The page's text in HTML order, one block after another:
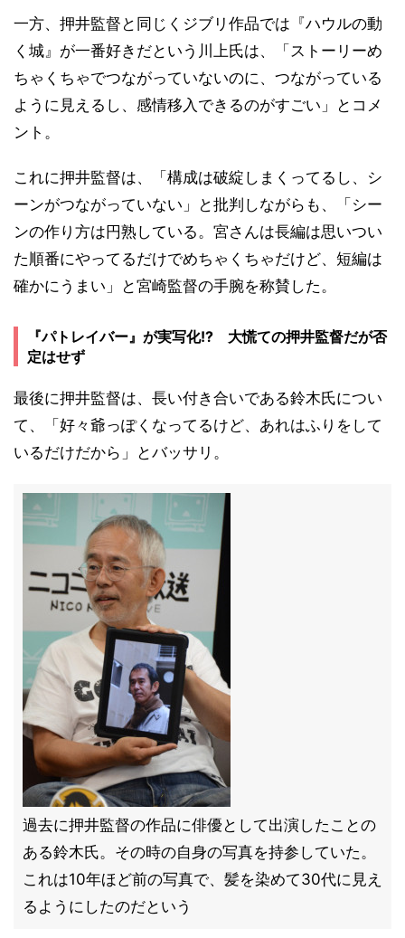
一方、押井監督と同じくジブリ作品では『ハウルの動
く城』が一番好きだという川上氏は、「ストーリーめ
ちゃくちゃでつながっていないのに、つながっている
ように見えるし、感情移入できるのがすごい」とコメ
ント。
これに押井監督は、「構成は破綻しまくってるし、シ
ーンがつながっていない」と批判しながらも、「シー
ンの作り方は円熟している。宮さんは長編は思いつい
た順番にやってるだけでめちゃくちゃだけど、短編は
確かにうまい」と宮崎監督の手腕を称賛した。
『パトレイバー』が実写化!? 大慌ての押井監督だが否
定はせず
最後に押井監督は、長い付き合いである鈴木氏につい
て、「好々爺っぽくなってるけど、あれはふりをして
いるだけだから」とバッサリ。
過去に押井監督の作品に俳優として出演したことの
ある鈴木氏。その時の自身の写真を持参していた。
これは10年ほど前の写真で、髪を染めて30代に見え
るようにしたのだという